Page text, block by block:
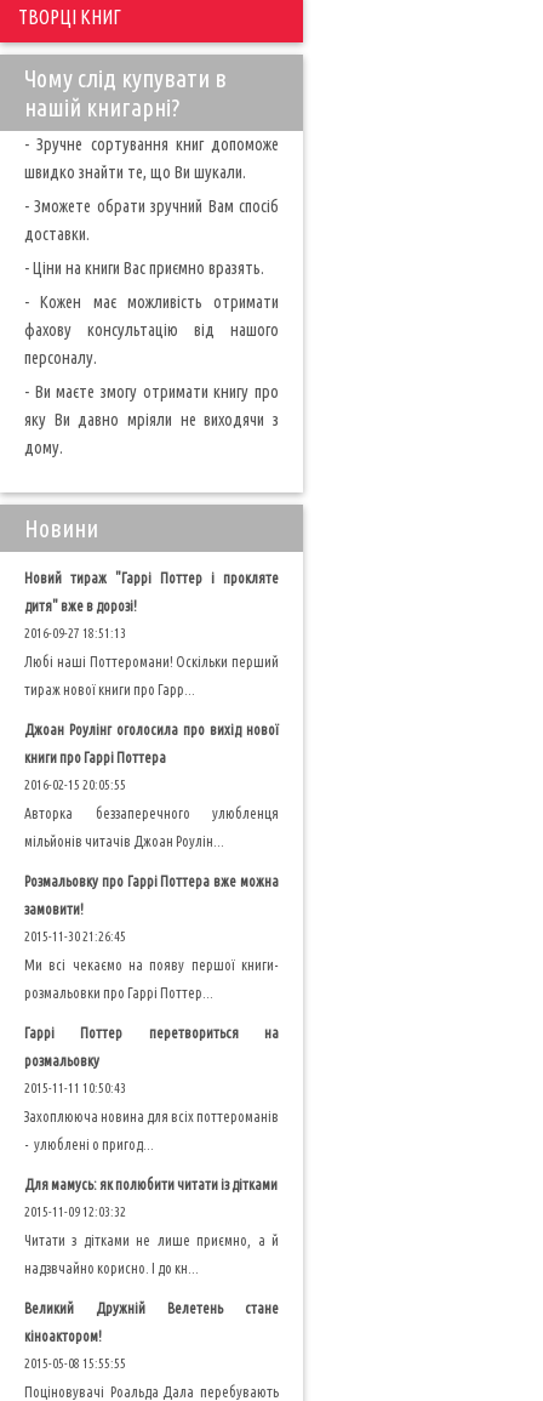
ТВОРЦІ КНИГ
Чому слід купувати в
нашій книгарні?
- Зручне сортування книг допоможе
швидко знайти те, що Ви шукали.
- Зможете обрати зручний Вам спосіб
доставки.
- Ціни на книги Вас приємно вразять.
- Кожен має можливість отримати
фахову консультацію від нашого
персоналу.
- Ви маєте змогу отримати книгу про
яку Ви давно мріяли не виходячи з
дому.
Новини
Новий тираж "Гаррі Поттер і прокляте
дитя" вже в дорозі!
2016-09-27 18:51:13
Любі наші Поттеромани! Оскільки перший
тираж нової книги про Гарр...
Джоан Роулінг оголосила про вихід нової
книги про Гаррі Поттера
2016-02-15 20:05:55
Авторка беззаперечного улюбленця
мільйонів читачів Джоан Роулін...
Розмальовку про Гаррі Поттера вже можна
замовити!
2015-11-30 21:26:45
Ми всі чекаємо на появу першої книги-
розмальовки про Гаррі Поттер...
Гаррі Поттер перетвориться на
розмальовку
2015-11-11 10:50:43
Захоплююча новина для всіх поттероманів
- улюблені о пригод...
Для мамусь: як полюбити читати із дітками
2015-11-09 12:03:32
Читати з дітками не лише приємно, а й
надзвчайно корисно. І до кн...
Великий Дружній Велетень стане
кіноактором!
2015-05-08 15:55:55
Поціновувачі Роальда Дала перебувають